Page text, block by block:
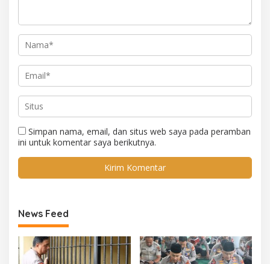
Simpan nama, email, dan situs web saya pada peramban
ini untuk komentar saya berikutnya.
News Feed